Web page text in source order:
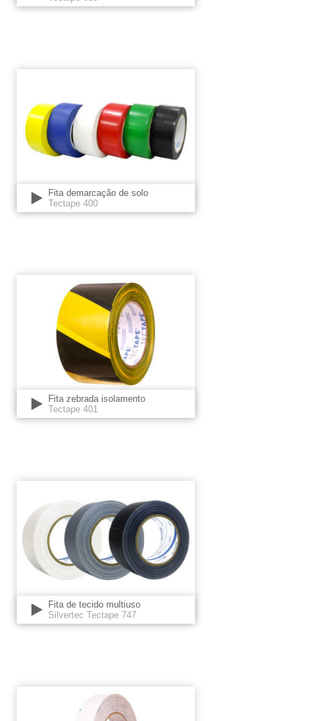
Fita demarcação de solo
Tectape 400
Fita zebrada isolamento
Tectape 401
Fita de tecido multiuso
Silvertec Tectape 747